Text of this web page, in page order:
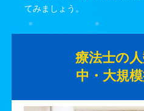
てみましょう。
療法士の
中・大規